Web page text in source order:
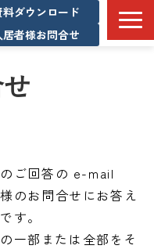
料ダウンロード
居者様お問合せ
ット情報
ご回答の e-mail
のお問合せにお答え
す。
一部または全部をそ